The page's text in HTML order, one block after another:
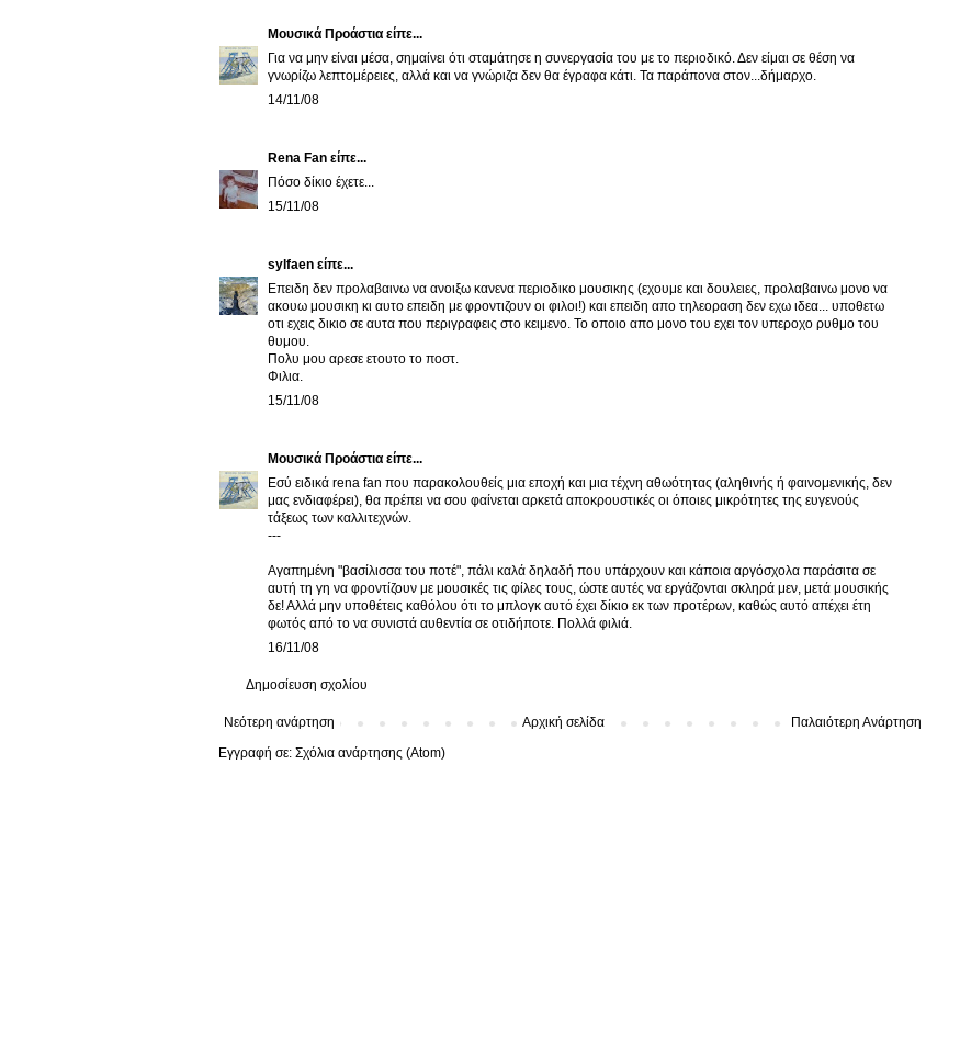
Μουσικά Προάστια είπε...
Για να μην είναι μέσα, σημαίνει ότι σταμάτησε η συνεργασία του με το περιοδικό. Δεν είμαι σε θέση να
γνωρίζω λεπτομέρειες, αλλά και να γνώριζα δεν θα έγραφα κάτι. Τα παράπονα στον...δήμαρχο.
14/11/08
Rena Fan είπε...
Πόσο δίκιο έχετε...
15/11/08
sylfaen είπε...
Επειδη δεν προλαβαινω να ανοιξω κανενα περιοδικο μουσικης (εχουμε και δουλειες, προλαβαινω μονο να
ακουω μουσικη κι αυτο επειδη με φροντιζουν οι φιλοι!) και επειδη απο τηλεοραση δεν εχω ιδεα... υποθετω
οτι εχεις δικιο σε αυτα που περιγραφεις στο κειμενο. Το οποιο απο μονο του εχει τον υπεροχο ρυθμο του
θυμου.
Πολυ μου αρεσε ετουτο το ποστ.
Φιλια.
15/11/08
Μουσικά Προάστια είπε...
Εσύ ειδικά rena fan που παρακολουθείς μια εποχή και μια τέχνη αθωότητας (αληθινής ή φαινομενικής, δεν
μας ενδιαφέρει), θα πρέπει να σου φαίνεται αρκετά αποκρουστικές οι όποιες μικρότητες της ευγενούς
τάξεως των καλλιτεχνών.
---
Αγαπημένη "βασίλισσα του ποτέ", πάλι καλά δηλαδή που υπάρχουν και κάποια αργόσχολα παράσιτα σε
αυτή τη γη να φροντίζουν με μουσικές τις φίλες τους, ώστε αυτές να εργάζονται σκληρά μεν, μετά μουσικής
δε! Αλλά μην υποθέτεις καθόλου ότι το μπλογκ αυτό έχει δίκιο εκ των προτέρων, καθώς αυτό απέχει έτη
φωτός από το να συνιστά αυθεντία σε οτιδήποτε. Πολλά φιλιά.
16/11/08
Δημοσίευση σχολίου
Νεότερη ανάρτηση Παλαιότερη Ανάρτηση
Αρχική σελίδα
Εγγραφή σε: Σχόλια ανάρτησης (Atom)